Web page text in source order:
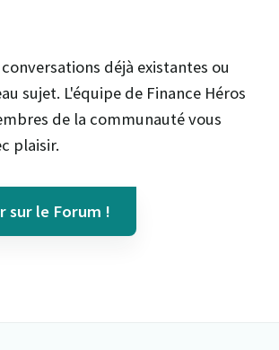
déjà existantes ou
sujet. L'équipe de Finance Héros
de la communauté vous
plaisir.
sur le Forum !